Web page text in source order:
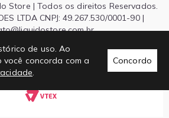
de uso. Ao
concorda com a
.
Concordo
Store | Todos os direitos Reservados.
LTDA CNPJ: 49.267.530/0001-90 |
000